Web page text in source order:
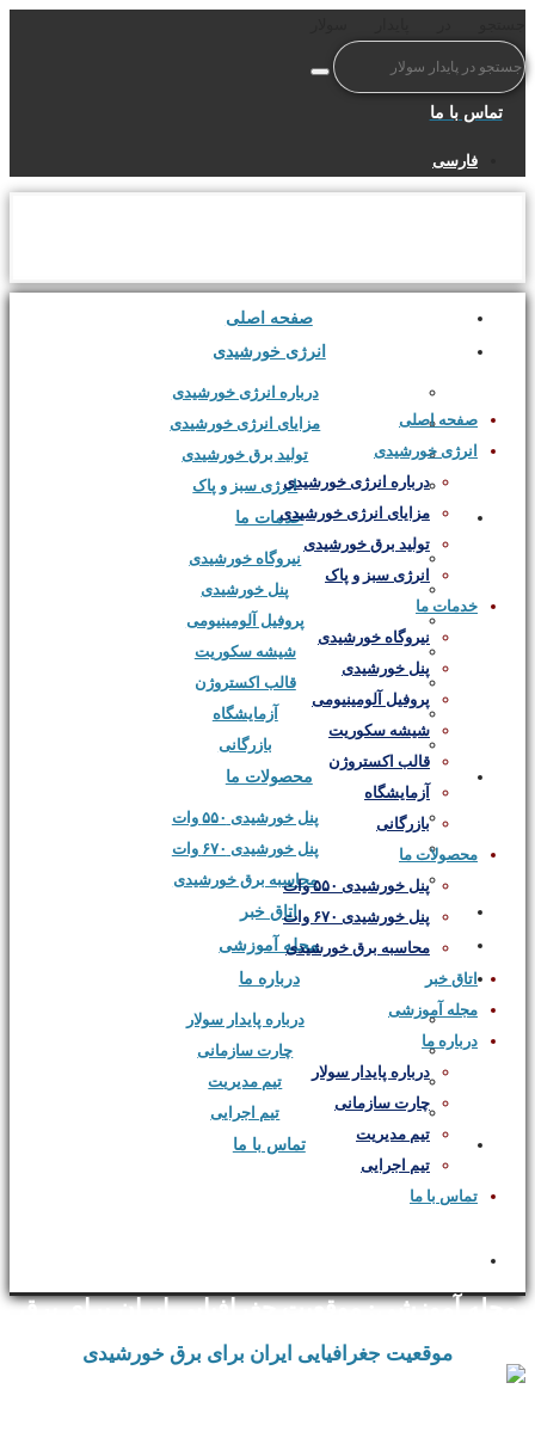
تماس با ما
فارسی
صفحه اصلی
انرژی خورشیدی
درباره انرژی خورشیدی
مزایای انرژی خورشیدی
تولید برق خورشیدی
انرژی سبز و پاک
خدمات ما
نیروگاه خورشیدی
پنل خورشیدی
پروفیل‌ آلومینیومی
شیشه سکوریت
قالب‌ اکستروژن
آزمایشگاه
بازرگانی
محصولات ما
پنل خورشیدی ۵۵۰ وات
پنل خورشیدی ۶۷۰ وات
محاسبه برق خورشیدی
اتاق خبر
مجله آموزشی
درباره ما
درباره پایدار سولار
چارت سازمانی
تیم مدیریت
تیم اجرایی
تماس با ما
صفحه اصلی
انرژی خورشیدی
درباره انرژی خورشیدی
مزایای انرژی خورشیدی
تولید برق خورشیدی
انرژی سبز و پاک
خدمات ما
نیروگاه خورشیدی
پنل خورشیدی
پروفیل‌ آلومینیومی
شیشه سکوریت
قالب‌ اکستروژن
آزمایشگاه
بازرگانی
محصولات ما
پنل خورشیدی ۵۵۰ وات
پنل خورشیدی ۶۷۰ وات
محاسبه برق خورشیدی
اتاق خبر
مجله آموزشی
درباره ما
درباره پایدار سولار
چارت سازمانی
تیم مدیریت
تیم اجرایی
تماس با ما
مجله آموزشی: موقعیت جغرافیایی ایران برای برق
موقعیت جغرافیایی ایران برای برق خورشیدی